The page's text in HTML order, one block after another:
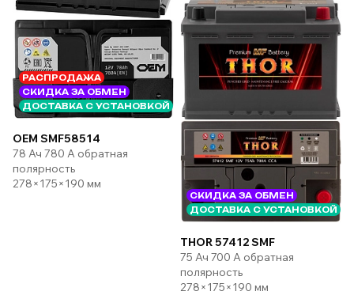
РАСПРОДАЖА
СКИДКА ЗА ОБМЕН
ДОСТАВКА С УСТАНОВКОЙ
OEM SMF58514
78 Ач 780 А обратная
полярность
278×175×190 мм
СКИДКА ЗА ОБМЕН
ДОСТАВКА С УСТАНОВКОЙ
THOR 57412 SMF
75 Ач 700 А обратная
полярность
278×175×190 мм